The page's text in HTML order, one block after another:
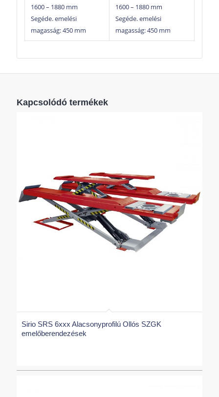
1600 – 1880 mm
Segéde. emelési
magasság: 450 mm
1600 – 1880 mm
Segéde. emelési
magasság: 450 mm
Kapcsolódó termékek
Sirio SRS 6xxx Alacsonyprofilú Ollós SZGK
emelőberendezések